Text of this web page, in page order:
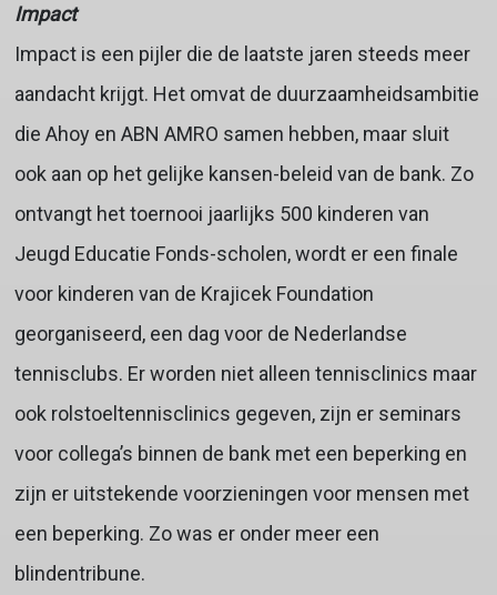
Impact
Impact is een pijler die de laatste jaren steeds meer
aandacht krijgt. Het omvat de duurzaamheidsambitie
die Ahoy en ABN AMRO samen hebben, maar sluit
ook aan op het gelijke kansen-beleid van de bank. Zo
ontvangt het toernooi jaarlijks 500 kinderen van
Jeugd Educatie Fonds-scholen, wordt er een finale
voor kinderen van de Krajicek Foundation
georganiseerd, een dag voor de Nederlandse
tennisclubs. Er worden niet alleen tennisclinics maar
ook rolstoeltennisclinics gegeven, zijn er seminars
voor collega’s binnen de bank met een beperking en
zijn er uitstekende voorzieningen voor mensen met
een beperking. Zo was er onder meer een
blindentribune.